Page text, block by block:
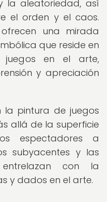
la aleatoriedad, así
el orden y el caos.
una mirada
que reside en
juegos en el arte,
y apreciación
la pintura de juegos
allá de la superficie
espectadores a
subyacentes y las
con la
y dados en el arte.